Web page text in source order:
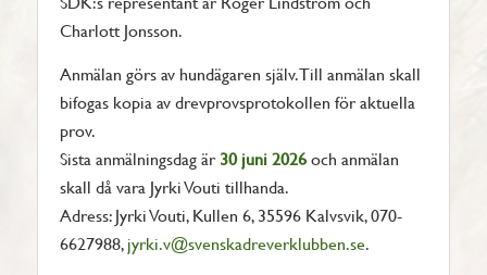
Charlott Jonsson.
Anmälan görs av hundägaren själv. Till anmälan skall
bifogas kopia av drevprovsprotokollen för aktuella
prov.
Sista anmälningsdag är 30 juni 2026och anmälan
skall då vara Jyrki Vouti tillhanda.
Adress: Jyrki Vouti, Kullen 6, 35596 Kalvsvik, 070-
6627988, jyrki.v@svenskadreverklubben.se.